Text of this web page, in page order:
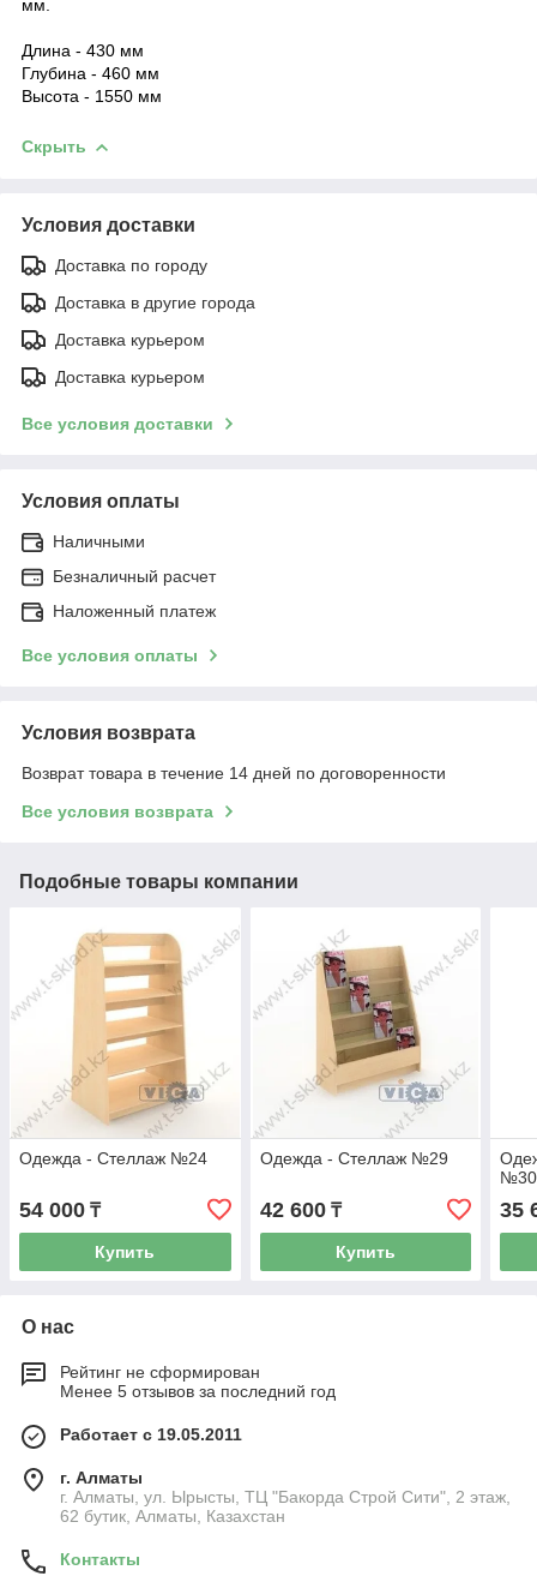
мм.
Длина - 430 мм
Глубина - 460 мм
Высота - 1550 мм
Скрыть
Условия доставки
Доставка по городу
Доставка в другие города
Доставка курьером
Доставка курьером
Все условия доставки
Условия оплаты
Наличными
Безналичный расчет
Наложенный платеж
Все условия оплаты
Условия возврата
Возврат товара в течение 14 дней по договоренности
Все условия возврата
Подобные товары компании
Одежда - Стеллаж №24
54 000 ₸
Купить
Одежда - Стеллаж №29
42 600₸
Купить
№30
35
О нас
Рейтинг не сформирован
Менее 5 отзывов за последний год
Работает с 19.05.2011
г. Алматы
г. Алматы, ул. Ырысты, ТЦ "Бакорда Строй Сити", 2 этаж,
62 бутик, Алматы, Казахстан
Контакты